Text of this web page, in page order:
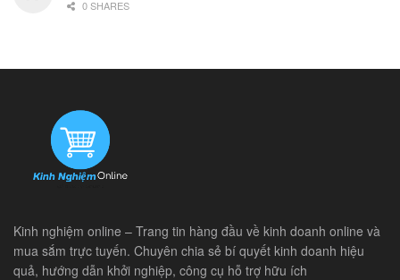
0 SHARES
Kinh nghiệm online – Trang tin hàng đầu về kinh doanh online và
mua sắm trực tuyến. Chuyên chia sẻ bí quyết kinh doanh hiệu
quả, hướng dẫn khởi nghiệp, công cụ hỗ trợ hữu ích